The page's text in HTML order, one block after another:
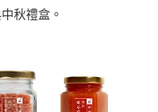
秋禮盒。